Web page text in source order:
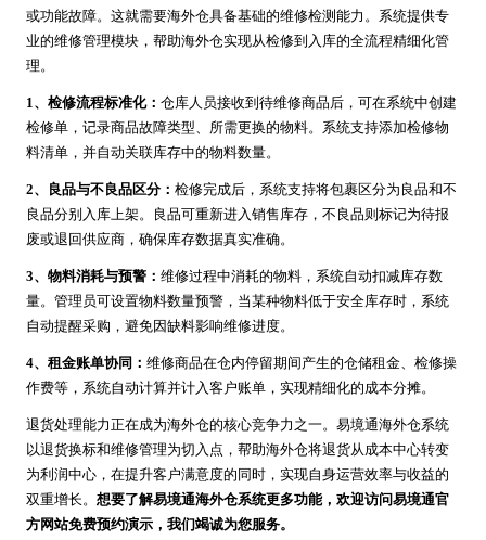
或功能故障。这就需要海外仓具备基础的维修检测能力。系统提供专
业的维修管理模块，帮助海外仓实现从检修到入库的全流程精细化管
理。
1、检修流程标准化： 仓库人员接收到待维修商品后，可在系统中创建
检修单，记录商品故障类型、所需更换的物料。系统支持添加检修物
料清单，并自动关联库存中的物料数量。
2、良品与不良品区分： 检修完成后，系统支持将包裹区分为良品和不
良品分别入库上架。良品可重新进入销售库存，不良品则标记为待报
废或退回供应商，确保库存数据真实准确。
3、物料消耗与预警： 维修过程中消耗的物料，系统自动扣减库存数
量。管理员可设置物料数量预警，当某种物料低于安全库存时，系统
自动提醒采购，避免因缺料影响维修进度。
4、租金账单协同： 维修商品在仓内停留期间产生的仓储租金、检修操
作费等，系统自动计算并计入客户账单，实现精细化的成本分摊。
退货处理能力正在成为海外仓的核心竞争力之一。易境通海外仓系统
以退货换标和维修管理为切入点，帮助海外仓将退货从成本中心转变
为利润中心，在提升客户满意度的同时，实现自身运营效率与收益的
双重增长。 想要了解易境通海外仓系统更多功能，欢迎访问易境通官
方网站免费预约演示，我们竭诚为您服务。